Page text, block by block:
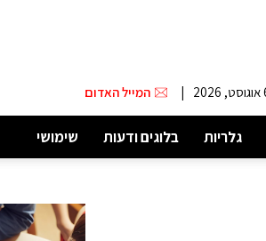
| המייל האדום
גלריות בלוגים ודעות שימושי